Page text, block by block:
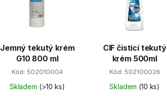
Jemný tekutý krém
G10 800 ml
Kód: 502010004
Skladem (>10 ks)
CIF čistící tekutý
krém 500ml
Kód: 502100026
Skladem (10 ks)